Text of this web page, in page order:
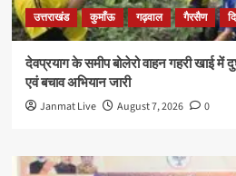
उत्तराखंड कुमाँऊ गढ़वाल गैरसैण
देवप्रयाग के समीप बोलेरो वाहन गहरी खाई में
एवं बचाव अभियान जारी
Janmat Live August 7, 2026 0